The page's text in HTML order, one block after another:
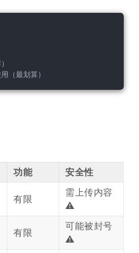
（最划算）
功能 安全性
有限
需上传内容
⚠️
有限
可能被封号
⚠️